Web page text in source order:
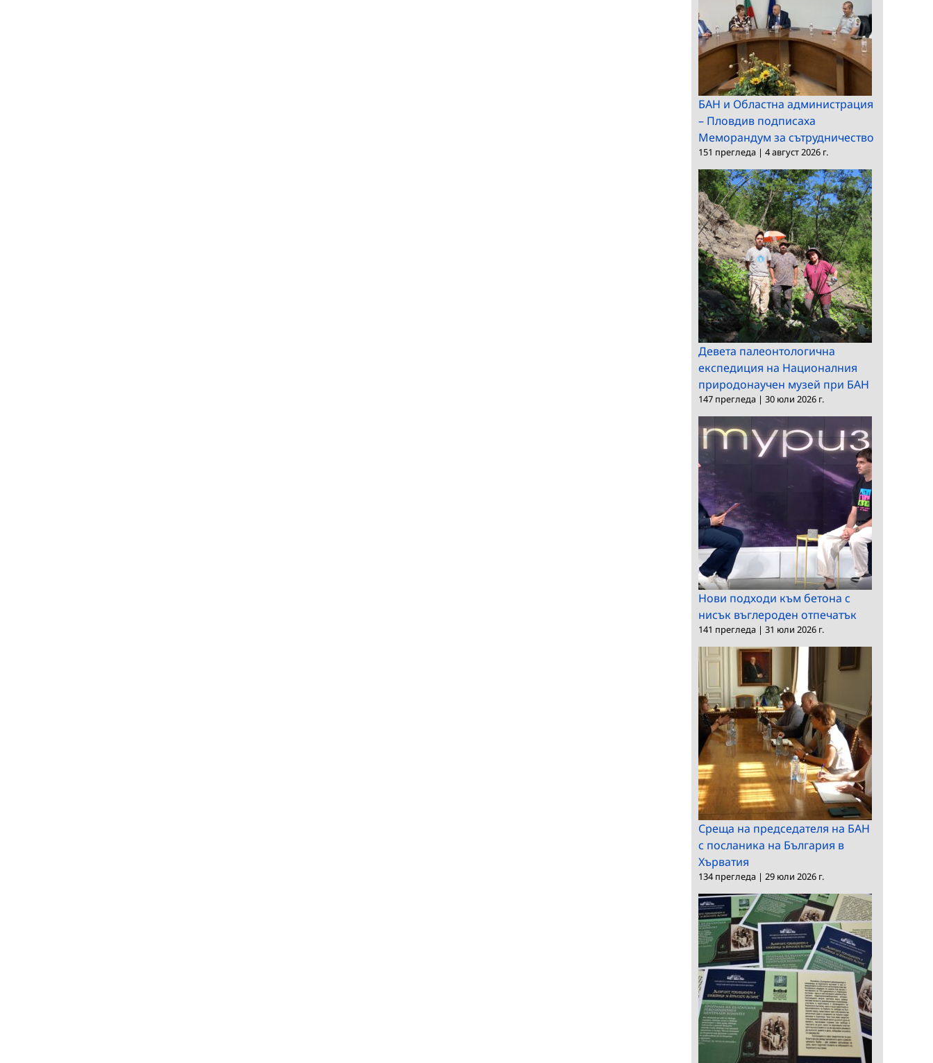
БАН и Областна администрация
– Пловдив подписаха
Меморандум за сътрудничество
151 прегледа | 4 август 2026 г.
Девета палеонтологична
експедиция на Националния
природонаучен музей при БАН
147 прегледа | 30 юли 2026 г.
Нови подходи към бетона с
нисък въглероден отпечатък
141 прегледа | 31 юли 2026 г.
Среща на председателя на БАН
с посланика на България в
Хърватия
134 прегледа | 29 юли 2026 г.